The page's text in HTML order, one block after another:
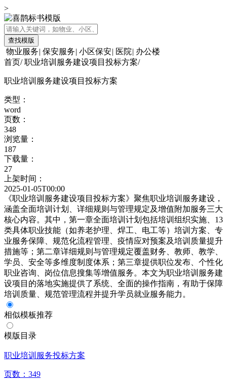
>
查找模版
物业服务| 保安服务| 小区保安| 医院| 办公楼
首页/ 职业培训服务建设项目投标方案/
职业培训服务建设项目投标方案
类型：
word
页数：
348
浏览量：
187
下载量：
27
上架时间：
2025-01-05T00:00
《职业培训服务建设项目投标方案》聚焦职业培训服务建设，
涵盖全面培训计划、详细规则与管理规定及增值附加服务三大
核心内容。其中，第一章全面培训计划包括培训组织实施、13
类具体职业技能（如养老护理、焊工、电工等）培训方案、专
业服务保障、规范化流程管理、疫情应对预案及培训质量提升
措施等；第二章详细规则与管理规定覆盖财务、教师、教学、
学员、安全等多维度制度体系；第三章提供职位发布、个性化
职业咨询、岗位信息搜集等增值服务。本文为职业培训服务建
设项目的落地实施提供了系统、全面的操作指南，有助于保障
培训质量、规范管理流程并提升学员就业服务能力。
相似模板推荐
模版目录
职业培训服务投标方案
页数： 349